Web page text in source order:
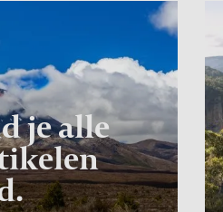
je alle